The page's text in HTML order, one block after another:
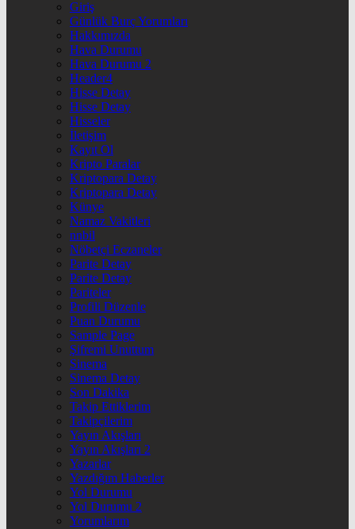
Giriş
Günlük Burç Yorumları
Hakkımızda
Hava Durumu
Hava Durumu 2
Header4
Hisse Detay
Hisse Detay
Hisseler
İletişim
Kayıt Ol
Kripto Paralar
Kriptopara Detay
Kriptopara Detay
Künye
Namaz Vakitleri
nnbil
Nöbetçi Eczaneler
Parite Detay
Parite Detay
Pariteler
Profili Düzenle
Puan Durumu
Sample Page
Şifremi Unuttum
Sinema
Sinema Detay
Son Dakika
Takip Ettiklerim
Takipçilerim
Yayın Akışları
Yayın Akışları 2
Yazarlar
Yazdığım Haberler
Yol Durumu
Yol Durumu 2
Yorumlarım